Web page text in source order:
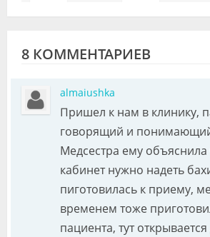
8 КОММЕНТАРИЕВ
almaiushka
Пришел к нам в клинику,
говорящий и
Медсестра ему
кабинет нужно надеть
пиготовилась к приему,
временем тоже
пациента, тут